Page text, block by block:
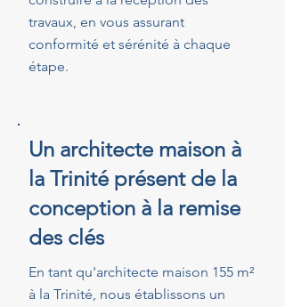
travaux, en vous assurant
conformité et sérénité à chaque
étape.
Un architecte maison à
la Trinité présent de la
conception à la remise
des clés
En tant qu'architecte maison 155 m²
à la Trinité, nous établissons un